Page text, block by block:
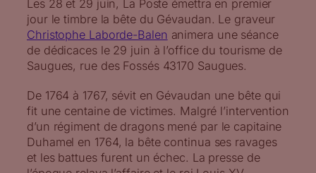
Les 28 et 29 juin, La Poste émettra en premier
jour le timbre la bête du Gévaudan. Le graveur
Christophe Laborde-Balen animera une séance
de dédicaces le 29 juin à l’office du tourisme de
Saugues, rue des Fossés 43170 Saugues.
De 1764 à 1767, sévit en Gévaudan une bête qui
fit une centaine de victimes. Malgré l’intervention
d’un régiment de dragons mené par le capitaine
Duhamel en 1764, la bête continua ses ravages
et les battues furent un échec. La presse de